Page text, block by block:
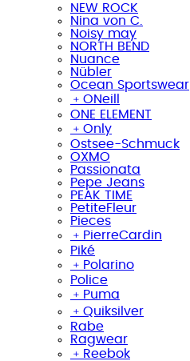
NEW ROCK
Nina von C.
Noisy may
NORTH BEND
Nuance
Nübler
Ocean Sportswear
﹢ ONeill
ONE ELEMENT
﹢ Only
Ostsee-Schmuck
OXMO
Passionata
Pepe Jeans
PEAK TIME
PetiteFleur
Pieces
﹢ PierreCardin
Piké
﹢ Polarino
Police
﹢ Puma
﹢ Quiksilver
Rabe
Ragwear
﹢ Reebok